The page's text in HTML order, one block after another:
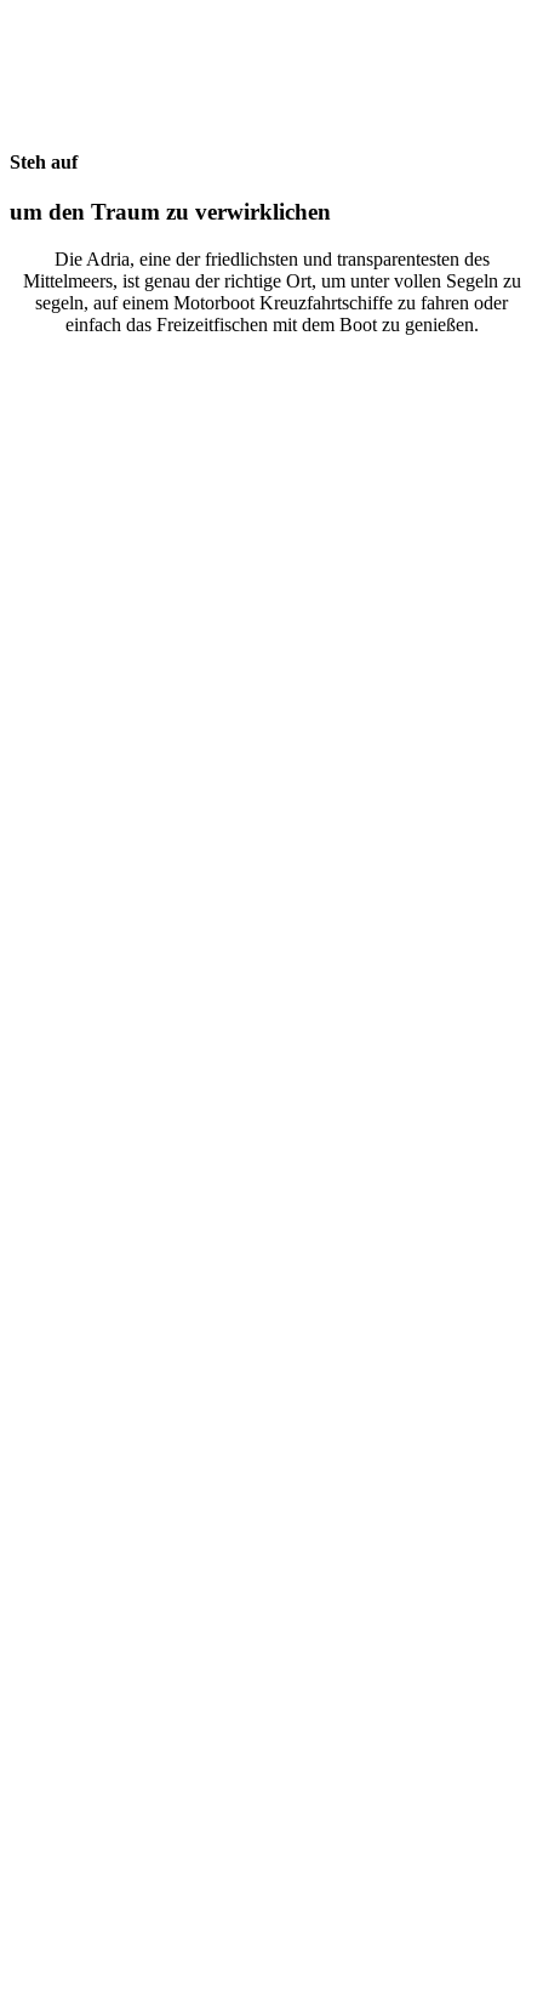
Steh auf
um den Traum zu verwirklichen
Die Adria, eine der friedlichsten und transparentesten des
Mittelmeers, ist genau der richtige Ort, um unter vollen Segeln zu
segeln, auf einem Motorboot Kreuzfahrtschiffe zu fahren oder
einfach das Freizeitfischen mit dem Boot zu genießen.